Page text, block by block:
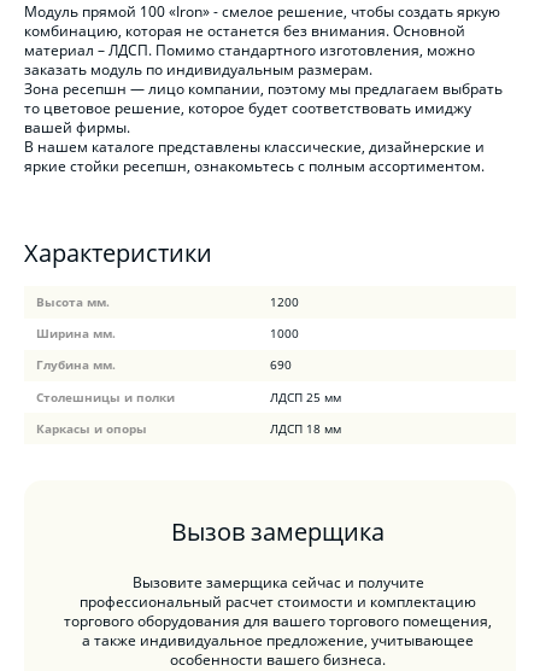
Модуль прямой 100 «Iron» - смелое решение, чтобы создать яркую
комбинацию, которая не останется без внимания. Основной
материал – ЛДСП. Помимо стандартного изготовления, можно
заказать модуль по индивидуальным размерам.
Зона ресепшн — лицо компании, поэтому мы предлагаем выбрать
то цветовое решение, которое будет соответствовать имиджу
вашей фирмы.
В нашем каталоге представлены классические, дизайнерские и
яркие стойки ресепшн, ознакомьтесь с полным ассортиментом.
Характеристики
Высота мм.
1200
Ширина мм.
1000
Глубина мм.
690
Столешницы и полки
ЛДСП 25 мм
Каркасы и опоры
ЛДСП 18 мм
Вызов замерщика
Вызовите замерщика сейчас и получите
профессиональный расчет стоимости и комплектацию
торгового оборудования для вашего торгового помещения,
а также индивидуальное предложение, учитывающее
особенности вашего бизнеса.